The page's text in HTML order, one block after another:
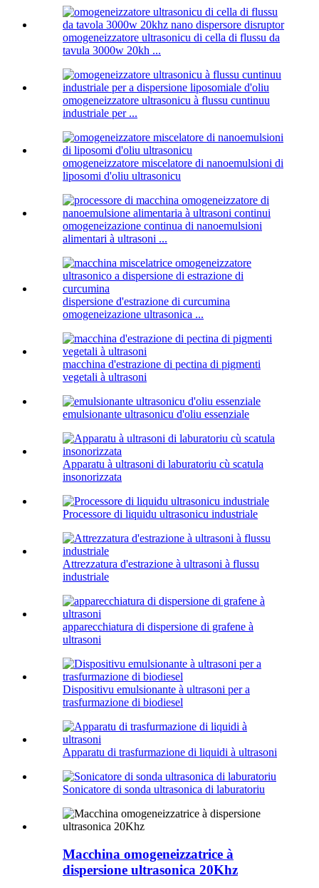
omogeneizzatore ultrasonicu di cella di flussu da
tavula 3000w 20kh ...
omogeneizzatore ultrasonicu à flussu cuntinuu
industriale per ...
omogeneizzatore miscelatore di nanoemulsioni di
liposomi d'oliu ultrasonicu
omogeneizazione continua di nanoemulsioni
alimentari à ultrasoni ...
dispersione d'estrazione di curcumina
omogeneizazione ultrasonica ...
macchina d'estrazione di pectina di pigmenti
vegetali à ultrasoni
emulsionante ultrasonicu d'oliu essenziale
Apparatu à ultrasoni di laburatoriu cù scatula
insonorizzata
Processore di liquidu ultrasonicu industriale
Attrezzatura d'estrazione à ultrasoni à flussu
industriale
apparecchiatura di dispersione di grafene à
ultrasoni
Dispositivu emulsionante à ultrasoni per a
trasfurmazione di biodiesel
Apparatu di trasfurmazione di liquidi à ultrasoni
Sonicatore di sonda ultrasonica di laburatoriu
Macchina omogeneizzatrice à
dispersione ultrasonica 20Khz